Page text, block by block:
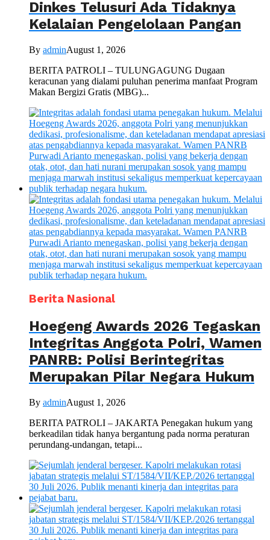
Dinkes Telusuri Ada Tidaknya
Kelalaian Pengelolaan Pangan
By adminAugust 1, 2026
BERITA PATROLI – TULUNGAGUNG Dugaan
keracunan yang dialami puluhan penerima manfaat Program
Makan Bergizi Gratis (MBG)...
Berita Nasional
Hoegeng Awards 2026 Tegaskan
Integritas Anggota Polri, Wamen
PANRB: Polisi Berintegritas
Merupakan Pilar Negara Hukum
By adminAugust 1, 2026
BERITA PATROLI – JAKARTA Penegakan hukum yang
berkeadilan tidak hanya bergantung pada norma peraturan
perundang-undangan, tetapi...